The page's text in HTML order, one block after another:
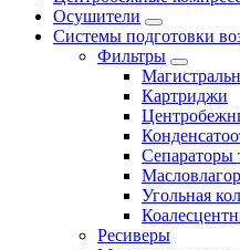
Осушители
Системы подготовки
Фильтры
Картриджи
Сепараторы
Угольная
Ресиверы